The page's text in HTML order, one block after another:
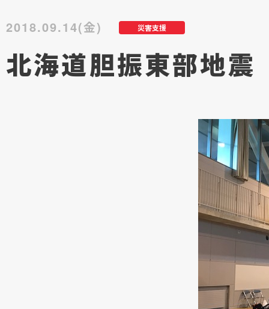
災害支援
2018.09.14(金)
北海道胆振東部地